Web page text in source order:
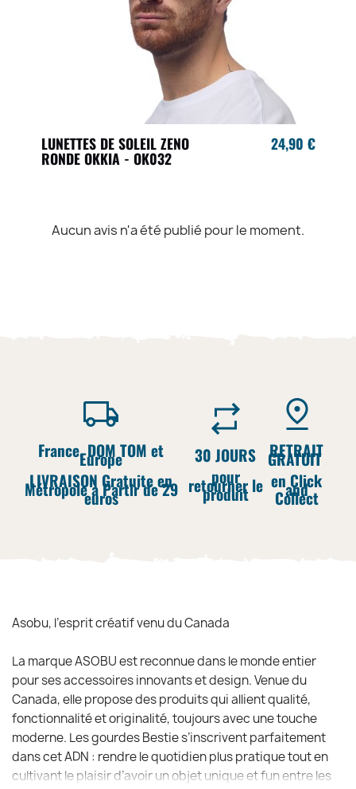
LUNETTES DE SOLEIL ZENO
RONDE OKKIA - OK032
24,90 €
Aucun avis n'a été publié pour le moment.
France, DOM TOM et
Europe
LIVRAISON Gratuite en
Métropole à Partir de 29
euros
30 JOURS
pour
retourner le
produit
RETRAIT
GRATUIT
en Click
and
Collect
Asobu, l’esprit créatif venu du Canada
La marque ASOBU est reconnue dans le monde entier
pour ses accessoires innovants et design. Venue du
Canada, elle propose des produits qui allient qualité,
fonctionnalité et originalité, toujours avec une touche
moderne. Les gourdes Bestie s’inscrivent parfaitement
dans cet ADN : rendre le quotidien plus pratique tout en
cultivant le plaisir d’avoir un objet unique et fun entre les